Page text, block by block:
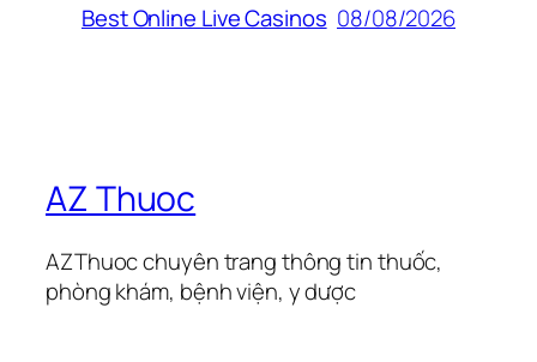
Best Online Live Casinos 08/08/2026
AZ Thuoc
AZThuoc chuyên trang thông tin thuốc,
phòng khám, bệnh viện, y dược